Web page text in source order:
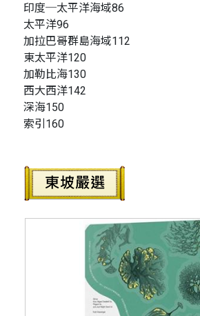
印度─太平洋海域86
太平洋96
加拉巴哥群島海域112
東太平洋120
加勒比海130
西大西洋142
深海150
索引160